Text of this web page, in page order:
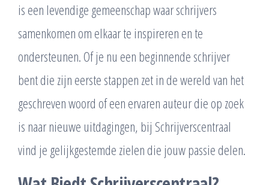
is een levendige gemeenschap waar schrijvers
samenkomen om elkaar te inspireren en te
ondersteunen. Of je nu een beginnende schrijver
bent die zijn eerste stappen zet in de wereld van het
geschreven woord of een ervaren auteur die op zoek
is naar nieuwe uitdagingen, bij Schrijverscentraal
vind je gelijkgestemde zielen die jouw passie delen.